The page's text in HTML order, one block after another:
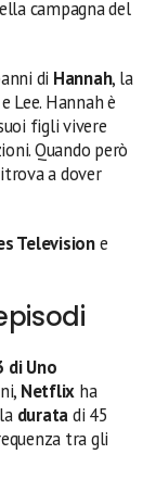
campagna del
di Hannah, la
Lee. Hannah è
figli vivere
Quando però
a dover
Televisione
di Uno
Netflix ha
duratadi 45
tra gli